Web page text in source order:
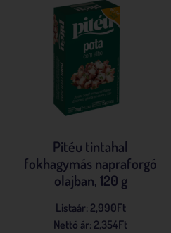
Pitéu tintahal
fokhagymás napraforgó
olajban, 120 g
Listaár: 2,990Ft
Nettó ár: 2,354Ft